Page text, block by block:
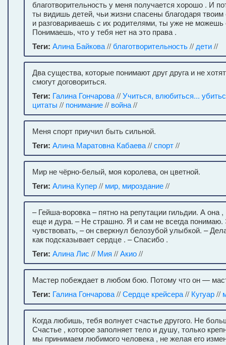
благотворительность у меня получается хорошо . И
ты видишь детей, чьи жизни спасены благодаря твоим
и разговариваешь с их родителями, ты уже не можешь
Понимаешь, что у тебя нет на это права .
Теги: Алина Байкова//благотворительность// дети//
Два существа, которые понимают друг друга и не
смогут договориться.
Теги: Галина Гончарова//Учиться, влюбиться...
цитаты // понимание// война//
Меня спорт приучил быть сильной.
Теги: Алина Маратовна Кабаева//спорт//
Мир не чёрно-белый, моя королева, он цветной.
Теги: Алина Купер// мир, мироздание//
– Гейша-воровка – пятно на репутации гильдии. А она
еще и дура. – Не страшно. Я и сам не всегда понимаю.
чувствовать, – он сверкнул белозубой улыбкой. –
как подсказывает сердце . – Спасибо .
Теги: Алина Лис // Мия //Акио//
Мастер побеждает в любом бою. Потому что он —
Теги: Галина Гончарова//Сердце крейсера// Кугуар//
Когда любишь, тебя волнует счастье другого. Не
Счастье , которое заполняет тело и душу, только
мы принимаем любимого человека , не желая его